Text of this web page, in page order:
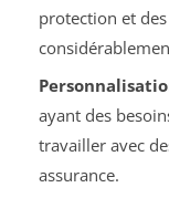
protection et
ayant des
travailler avec
assurance.